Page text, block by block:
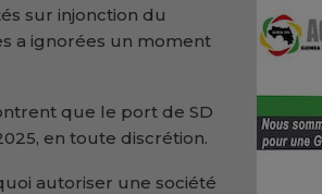
sur injonction du
a ignorées un moment
que le port de SD
en toute discrétion.
autoriser une société